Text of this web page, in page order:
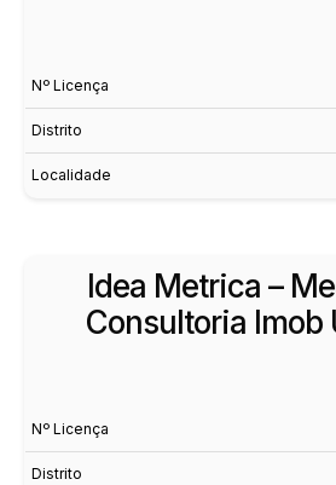
Nº Licença
Distrito
Localidade
Idea Metrica –
Consultoria Imob
Nº Licença
Distrito